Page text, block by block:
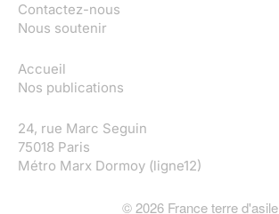
Contactez-nous
Nous soutenir
Accueil
Nos publications
24, rue Marc Seguin
75018 Paris
Métro Marx Dormoy (ligne12)
© 2026France terre d'asile